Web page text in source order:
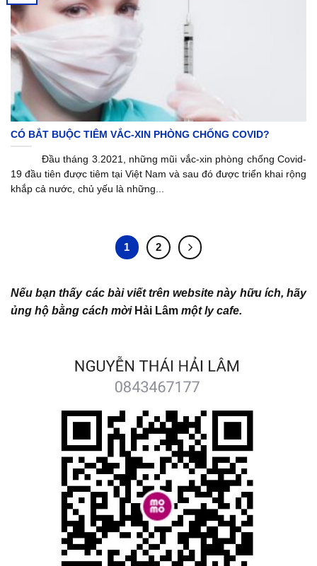
CÓ BẮT BUỘC TIÊM VẮC-XIN PHÒNG CHỐNG COVID?
Đầu tháng 3.2021, những mũi vắc-xin phòng chống Covid-
19 đầu tiên được tiêm tại Việt Nam và sau đó được triển khai rộng
khắp cả nước, chủ yếu là những...
1 2
Nếu bạn thấy các bài viết trên website này hữu ích, hãy
ủng hộ bằng cách mời Hải Lâm một ly cafe.